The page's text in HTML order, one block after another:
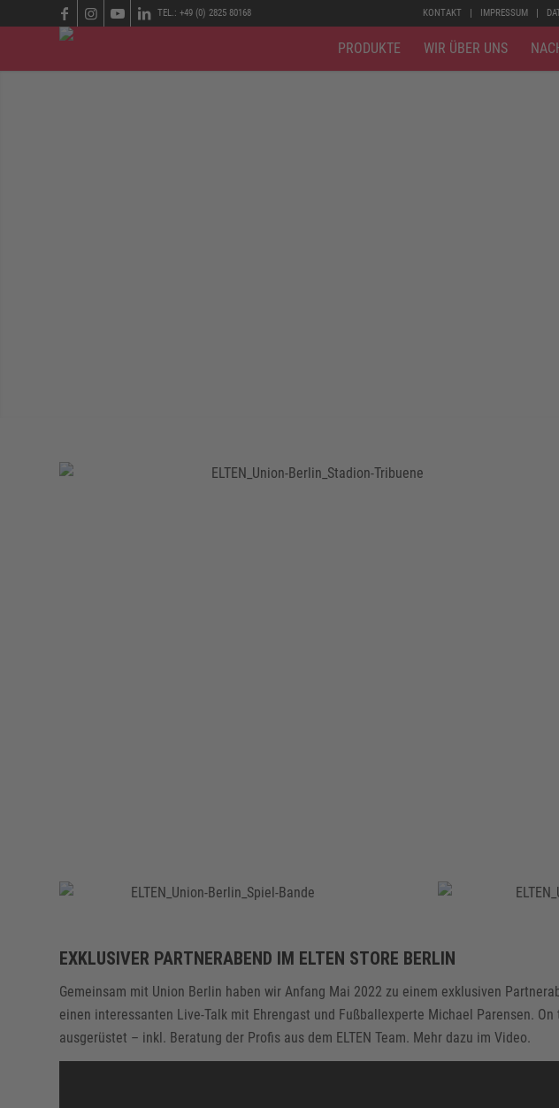
KONTAKT IMPRESSUM
TEL.: +49 (0) 2825 80168
PRODUKTE WIR ÜBER UNS
EXKLUSIVER PARTNERABEND IM ELTEN STORE BERLIN
Gemeinsam mit Union Berlin haben wir Anfang Mai 2022 zu einem exklusiven
einen interessanten Live-Talk mit Ehrengast und Fußballexperte Michael Parensen.
ausgerüstet – inkl. Beratung der Profis aus dem ELTEN Team. Mehr dazu im Video.